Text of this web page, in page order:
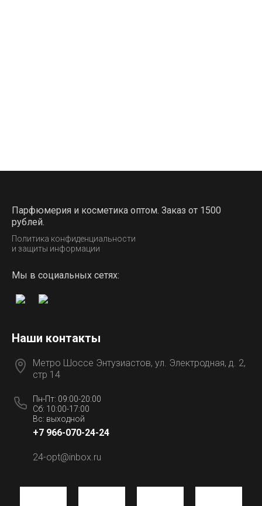
Парфюмерия и косметика оптом. Заказ от 1500
рублей.
Политика конфиденциальности
и защиты информации
Мы в социальных сетях:
Наши контакты
Метро Шоссе Энтузиастов, ул. Электродная, д. 2,
стр 14
Пн-Пт: 09:00-20:00
Сб: 10:00-17:00
Вс: выходной
+7 966-070-24-24
24-opt@inbox.ru